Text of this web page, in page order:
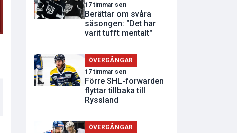
17 timmar sen
Berättar om svåra
säsongen: "Det har
varit tufft mentalt"
ÖVERGÅNGAR
17 timmar sen
Förre SHL-forwarden
flyttar tillbaka till
Ryssland
ÖVERGÅNGAR